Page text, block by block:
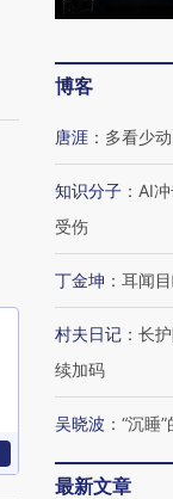
博客
唐涯 ： 多看少动
知识分子 ： AI
受伤
丁金坤 ： 耳闻
村夫日记 ： 长
续加码
吴晓波 ： “沉睡
最新文章